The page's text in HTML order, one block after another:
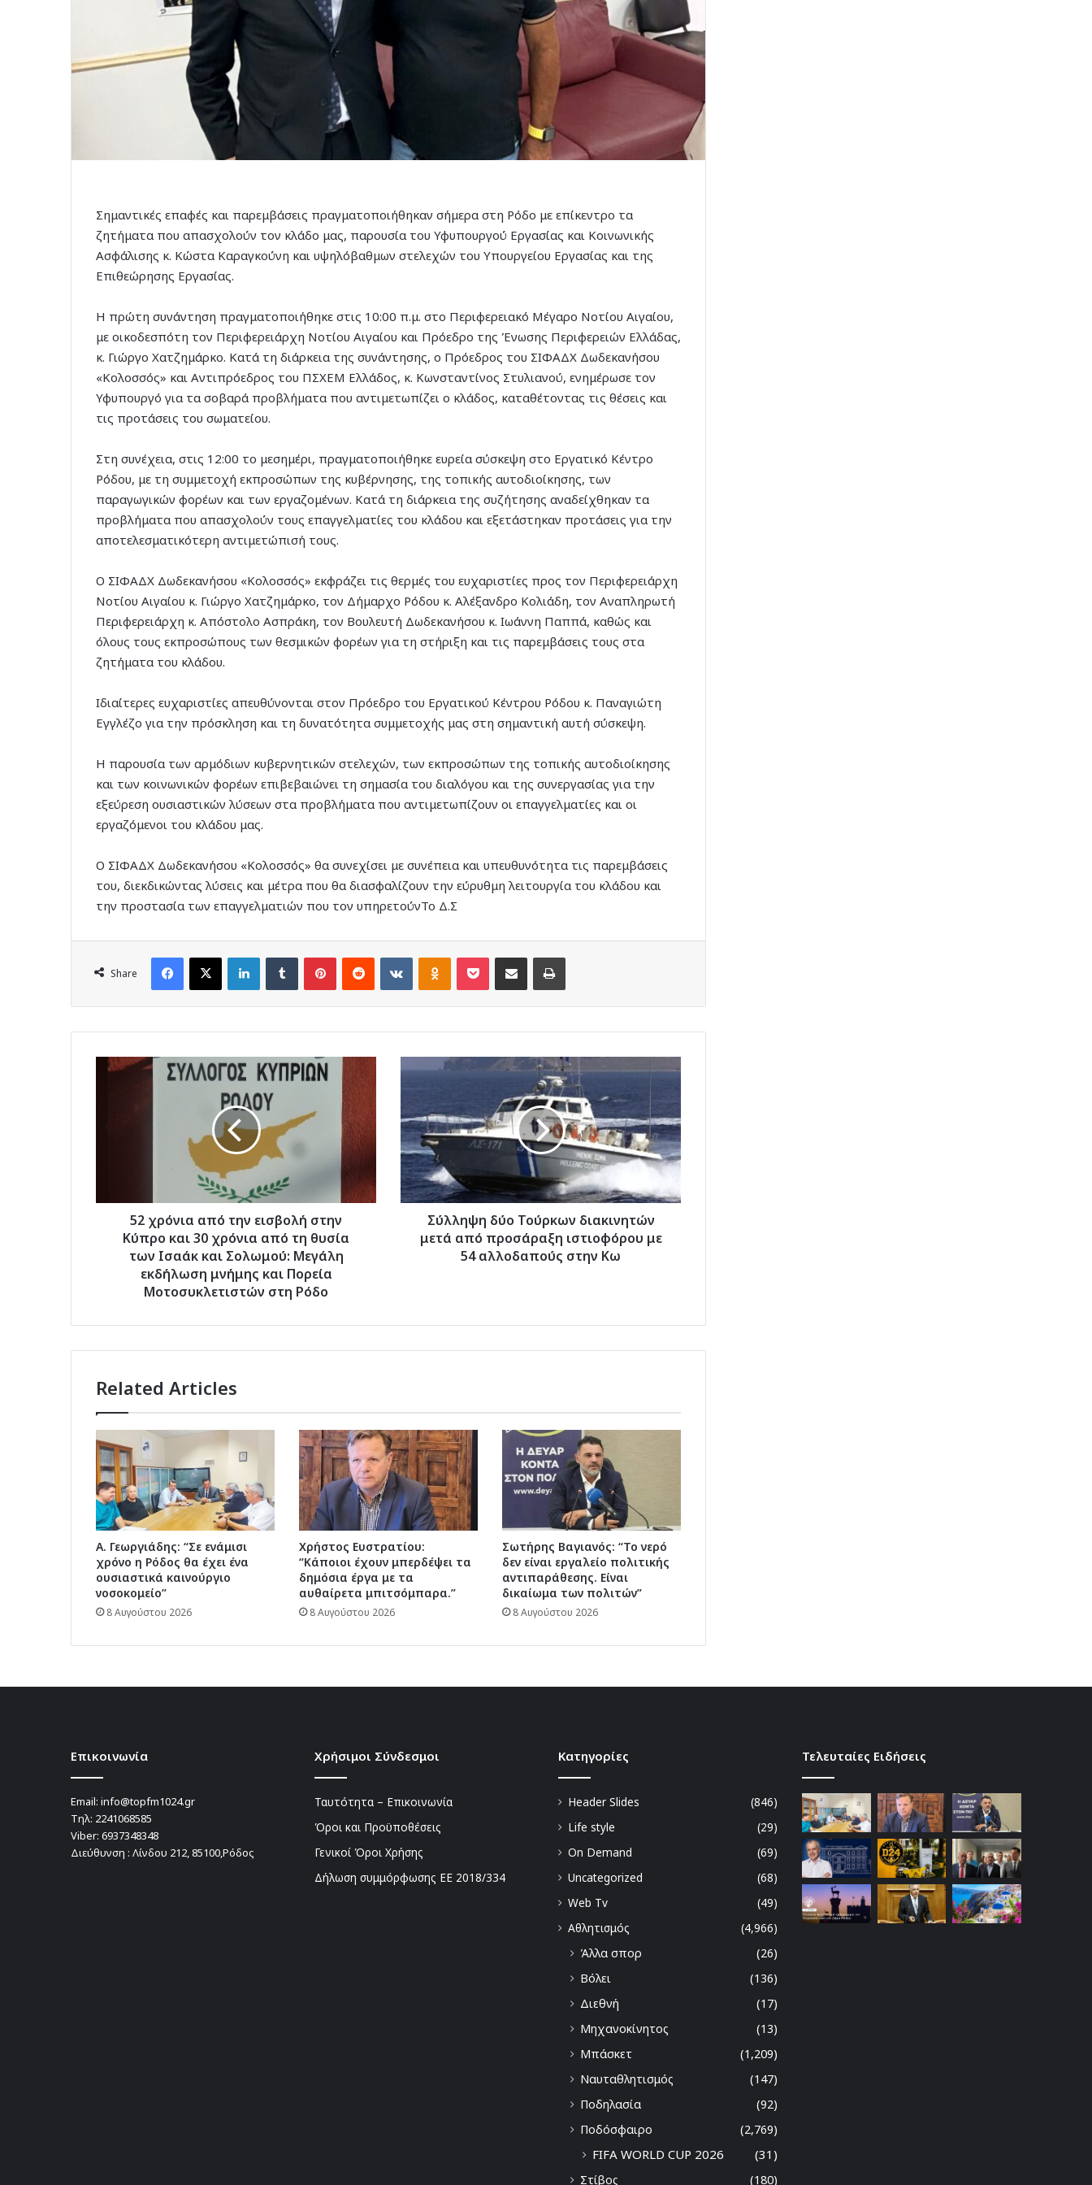
Σημαντικές επαφές και παρεμβάσεις πραγματοποιήθηκαν σήμερα στη Ρόδο με επίκεντρο τα
ζητήματα που απασχολούν τον κλάδο μας, παρουσία του Υφυπουργού Εργασίας και Κοινωνικής
Ασφάλισης κ. Κώστα Καραγκούνη και υψηλόβαθμων στελεχών του Υπουργείου Εργασίας και της
Επιθεώρησης Εργασίας.
Η πρώτη συνάντηση πραγματοποιήθηκε στις 10:00 π.μ. στο Περιφερειακό Μέγαρο Νοτίου Αιγαίου,
με οικοδεσπότη τον Περιφερειάρχη Νοτίου Αιγαίου και Πρόεδρο της Ένωσης Περιφερειών Ελλάδας,
κ. Γιώργο Χατζημάρκο. Κατά τη διάρκεια της συνάντησης, ο Πρόεδρος του ΣΙΦΑΔΧ Δωδεκανήσου
«Κολοσσός» και Αντιπρόεδρος του ΠΣΧΕΜ Ελλάδος, κ. Κωνσταντίνος Στυλιανού, ενημέρωσε τον
Υφυπουργό για τα σοβαρά προβλήματα που αντιμετωπίζει ο κλάδος, καταθέτοντας τις θέσεις και
τις προτάσεις του σωματείου.
Στη συνέχεια, στις 12:00 το μεσημέρι, πραγματοποιήθηκε ευρεία σύσκεψη στο Εργατικό Κέντρο
Ρόδου, με τη συμμετοχή εκπροσώπων της κυβέρνησης, της τοπικής αυτοδιοίκησης, των
παραγωγικών φορέων και των εργαζομένων. Κατά τη διάρκεια της συζήτησης αναδείχθηκαν τα
προβλήματα που απασχολούν τους επαγγελματίες του κλάδου και εξετάστηκαν προτάσεις για την
αποτελεσματικότερη αντιμετώπισή τους.
Ο ΣΙΦΑΔΧ Δωδεκανήσου «Κολοσσός» εκφράζει τις θερμές του ευχαριστίες προς τον Περιφερειάρχη
Νοτίου Αιγαίου κ. Γιώργο Χατζημάρκο, τον Δήμαρχο Ρόδου κ. Αλέξανδρο Κολιάδη, τον Αναπληρωτή
Περιφερειάρχη κ. Απόστολο Ασπράκη, τον Βουλευτή Δωδεκανήσου κ. Ιωάννη Παππά, καθώς και
όλους τους εκπροσώπους των θεσμικών φορέων για τη στήριξη και τις παρεμβάσεις τους στα
ζητήματα του κλάδου.
Ιδιαίτερες ευχαριστίες απευθύνονται στον Πρόεδρο του Εργατικού Κέντρου Ρόδου κ. Παναγιώτη
Εγγλέζο για την πρόσκληση και τη δυνατότητα συμμετοχής μας στη σημαντική αυτή σύσκεψη.
Η παρουσία των αρμόδιων κυβερνητικών στελεχών, των εκπροσώπων της τοπικής αυτοδιοίκησης
και των κοινωνικών φορέων επιβεβαιώνει τη σημασία του διαλόγου και της συνεργασίας για την
εξεύρεση ουσιαστικών λύσεων στα προβλήματα που αντιμετωπίζουν οι επαγγελματίες και οι
εργαζόμενοι του κλάδου μας.
Ο ΣΙΦΑΔΧ Δωδεκανήσου «Κολοσσός» θα συνεχίσει με συνέπεια και υπευθυνότητα τις παρεμβάσεις
του, διεκδικώντας λύσεις και μέτρα που θα διασφαλίζουν την εύρυθμη λειτουργία του κλάδου και
την προστασία των επαγγελματιών που τον υπηρετούνΤο Δ.Σ
Share
Facebook
X LinkedInTumblr PinterestReddit VKontakteOdnoklassniki
Pocket Share via Email Print
30
Μεγάλη
μνήμης
Μοτοσυκλετιστών
στη
Ρόδο
52 χρόνια από την εισβολή στην
Κύπρο και 30 χρόνια από τη θυσία
των Ισαάκ και Σολωμού: Μεγάλη
εκδήλωση μνήμης και Πορεία
Μοτοσυκλετιστών στη Ρόδο
Σύλληψη
διακινητών
μετά
από
προσάραξη
ιστιοφόρου
με
αλλοδαπούς
Σύλληψη δύο Τούρκων διακινητών
μετά από προσάραξη ιστιοφόρου με
54 αλλοδαπούς στην Κω
Related Articles
Α. Γεωργιάδης: “Σε ενάμισι
χρόνο η Ρόδος θα έχει ένα
ουσιαστικά καινούργιο
νοσοκομείο”
8 Αυγούστου 2026
Χρήστος Ευστρατίου:
“Κάποιοι έχουν μπερδέψει τα
δημόσια έργα με τα
αυθαίρετα μπιτσόμπαρα.”
8 Αυγούστου 2026
Σωτήρης Βαγιανός: “Το νερό
δεν είναι εργαλείο πολιτικής
αντιπαράθεσης. Είναι
δικαίωμα των πολιτών”
8 Αυγούστου 2026
Επικοινωνία
Email: info@topfm1024.gr
Τηλ: 2241068585
Viber: 6937348348
Διεύθυνση : Λίνδου 212, 85100,Ρόδος
Χρήσιμοι Σύνδεσμοι
Ταυτότητα – Επικοινωνία
Όροι και Προϋποθέσεις
Γενικοί Όροι Χρήσης
Δήλωση συμμόρφωσης ΕΕ 2018/334
Kατηγορίες
Header Slides
(846)
Life style
(29)
On Demand
(69)
Uncategorized
(68)
Web Tv
(49)
Αθλητισμός
(4,966)
Άλλα σπορ
(26)
Βόλει
(136)
Διεθνή
(17)
Μηχανοκίνητος
(13)
Μπάσκετ
(1,209)
Ναυταθλητισμός
(147)
Ποδηλασία
(92)
Ποδόσφαιρο
(2,769)
FIFA WORLD CUP 2026 (31)
Στίβος (180)
Τελευταίες Ειδήσεις